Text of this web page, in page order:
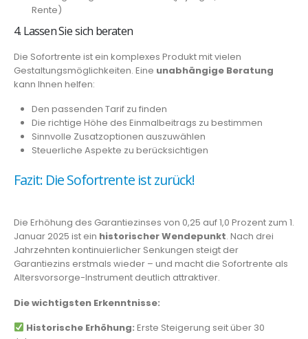
Rente)
4. Lassen Sie sich beraten
Die Sofortrente ist ein komplexes Produkt mit vielen
Gestaltungsmöglichkeiten. Eine unabhängige Beratung
kann Ihnen helfen:
Den passenden Tarif zu finden
Die richtige Höhe des Einmalbeitrags zu bestimmen
Sinnvolle Zusatzoptionen auszuwählen
Steuerliche Aspekte zu berücksichtigen
Fazit: Die Sofortrente ist zurück!
Die Erhöhung des Garantiezinses von 0,25 auf 1,0 Prozent zum 1.
Januar 2025 ist ein historischer Wendepunkt. Nach drei
Jahrzehnten kontinuierlicher Senkungen steigt der
Garantiezins erstmals wieder – und macht die Sofortrente als
Altersvorsorge-Instrument deutlich attraktiver.
Die wichtigsten Erkenntnisse:
Historische Erhöhung: Erste Steigerung seit über 30